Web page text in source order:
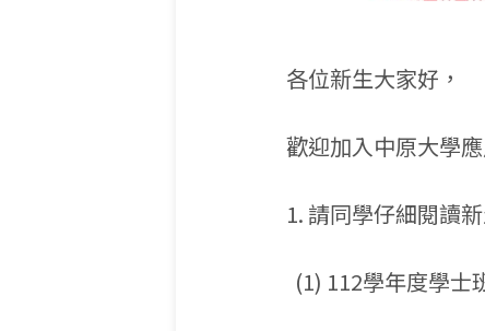
各位新生大家好，
歡迎加入中原大學
1. 請同學仔細閱讀
(1) 112學年度學士